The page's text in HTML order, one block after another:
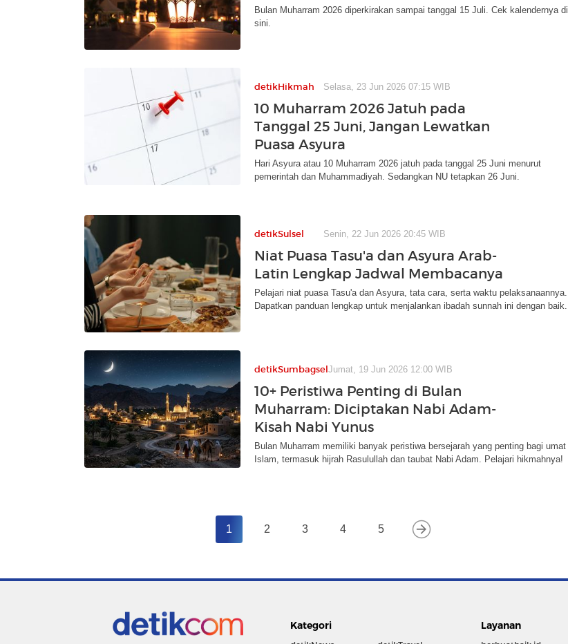
Bulan Muharram 2026 diperkirakan sampai tanggal 15 Juli. Cek kalendernya di
sini.
detikHikmah Selasa, 23 Jun 2026 07:15 WIB
10 Muharram 2026 Jatuh pada
Tanggal 25 Juni, Jangan Lewatkan
Puasa Asyura
Hari Asyura atau 10 Muharram 2026 jatuh pada tanggal 25 Juni menurut
pemerintah dan Muhammadiyah. Sedangkan NU tetapkan 26 Juni.
detikSulsel Senin, 22 Jun 2026 20:45 WIB
Niat Puasa Tasu'a dan Asyura Arab-
Latin Lengkap Jadwal Membacanya
Pelajari niat puasa Tasu'a dan Asyura, tata cara, serta waktu pelaksanaannya.
Dapatkan panduan lengkap untuk menjalankan ibadah sunnah ini dengan baik.
detikSumbagselJumat, 19 Jun 2026 12:00 WIB
10+ Peristiwa Penting di Bulan
Muharram: Diciptakan Nabi Adam-
Kisah Nabi Yunus
Bulan Muharram memiliki banyak peristiwa bersejarah yang penting bagi umat
Islam, termasuk hijrah Rasulullah dan taubat Nabi Adam. Pelajari hikmahnya!
1 2 3 4 5
Kategori Layanan